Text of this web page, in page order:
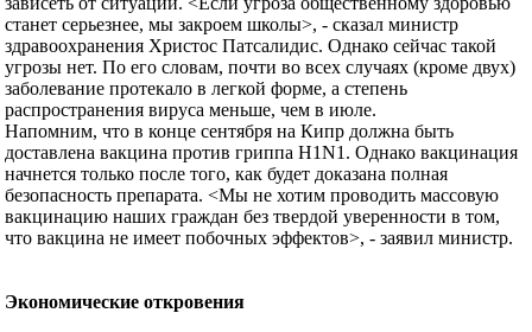
станет серьезнее, мы закроем школы>, - сказал министр
здравоохранения Христос Патсалидис. Однако сейчас такой
угрозы нет. По его словам, почти во всех случаях (кроме двух)
заболевание протекало в легкой форме, а степень
распространения вируса меньше, чем в июле.
Напомним, что в конце сентября на Кипр должна быть
доставлена вакцина против гриппа H1N1. Однако вакцинация
начнется только после того, как будет доказана полная
безопасность препарата. <Мы не хотим проводить массовую
вакцинацию наших граждан без твердой уверенности в том,
что вакцина не имеет побочных эффектов>, - заявил министр.
Экономические откровения